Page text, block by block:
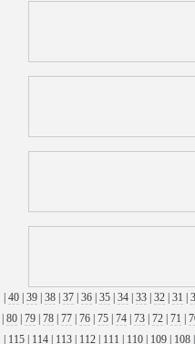
31
|
32
|
33
|
34
|
35
|
36
|
37
|
38
|
39
|
40
71
|
72
|
73
|
74
|
75
|
76
|
77
|
78
|
79
|
80
|
108
|
109
|
110
111
|
112
|
113
|
114
|
115